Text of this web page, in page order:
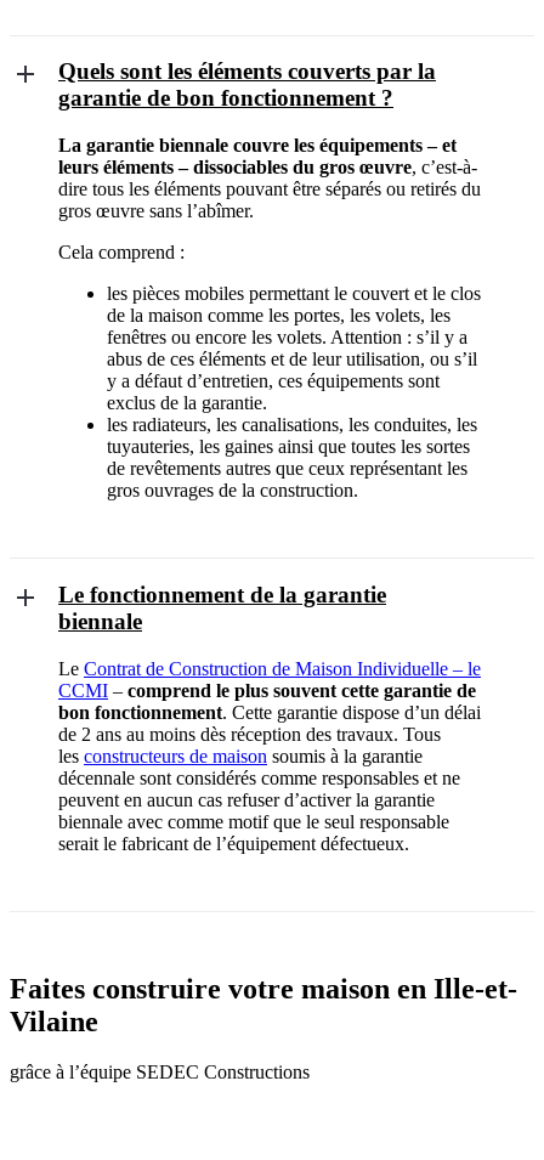
Quels sont les éléments couverts par la
garantie de bon fonctionnement ?
La garantie biennale couvre les équipements – et
leurs éléments – dissociables du gros œuvre, c’est-à-
dire tous les éléments pouvant être séparés ou retirés du
gros œuvre sans l’abîmer.
Cela comprend :
les pièces mobiles permettant le couvert et le clos
de la maison comme les portes, les volets, les
fenêtres ou encore les volets. Attention : s’il y a
abus de ces éléments et de leur utilisation, ou s’il
y a défaut d’entretien, ces équipements sont
exclus de la garantie.
les radiateurs, les canalisations, les conduites, les
tuyauteries, les gaines ainsi que toutes les sortes
de revêtements autres que ceux représentant les
gros ouvrages de la construction.
Le fonctionnement de la garantie
biennale
Le Contrat de Construction de Maison Individuelle – le
CCMI – comprend le plus souvent cette garantie de
bon fonctionnement. Cette garantie dispose d’un délai
de 2 ans au moins dès réception des travaux. Tous
les constructeurs de maison soumis à la garantie
décennale sont considérés comme responsables et ne
peuvent en aucun cas refuser d’activer la garantie
biennale avec comme motif que le seul responsable
serait le fabricant de l’équipement défectueux.
Faites construire votre maison en Ille-et-
Vilaine
grâce à l’équipe SEDEC Constructions